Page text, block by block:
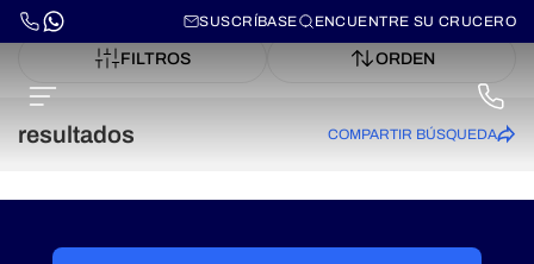
SUSCRÍBASE ENCUENTRE SU CRUCERO
FILTROS ORDEN
resultados COMPARTIR BÚSQUEDA